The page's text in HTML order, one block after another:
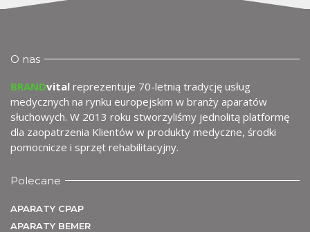
O nas
BRANDvital reprezentuje 70-letnią tradycję usług
medycznych na rynku europejskim w branży aparatów
słuchowych. W 2013 roku stworzyliśmy jednolitą platformę
dla zaopatrzenia Klientów w produkty medyczne, środki
pomocnicze i sprzęt rehabilitacyjny.
Polecane
APARATY CPAP
APARATY BEMER